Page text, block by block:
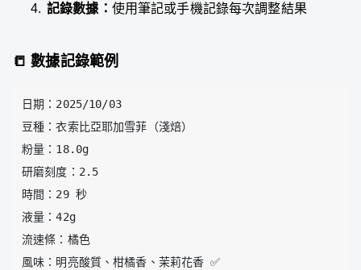
記錄數據： 使用筆記或手機記錄每次調整結果
📒 數據記錄範例
日期：2025/10/03
豆種：衣索比亞耶加雪菲（淺焙）
粉量：18.0g
研磨刻度：2.5
時間：29 秒
液量：42g
流速條：橘色
風味：明亮酸質、柑橘香、茉莉花香 ✅